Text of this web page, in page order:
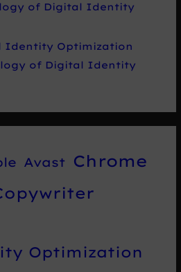
of Digital Identity
Identity Optimization
of Digital Identity
Avast
Chrome
Optimization